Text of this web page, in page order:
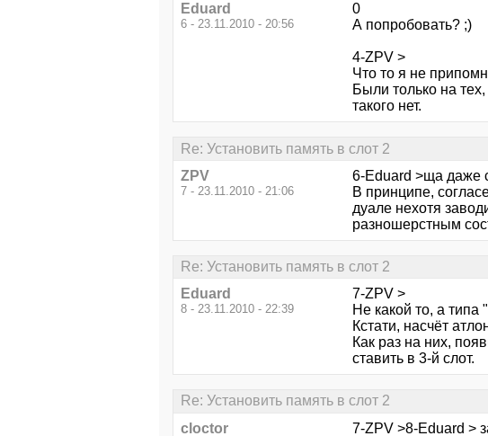
Eduard
6 - 23.11.2010 - 20:56
0
А попробовать? ;)
4-ZPV >
Что то я не
Были только на
такого нет.
Re: Установить память в слот 2
ZPV
7 - 23.11.2010 - 21:06
6-Eduard >ща даже
В принципе,
дуале нехотя
разношерстным
Re: Установить память в слот 2
Eduard
8 - 23.11.2010 - 22:39
7-ZPV >
Не какой то, а
Кстати, насчёт
Как раз на них,
ставить в 3-й слот.
Re: Установить память в слот 2
cloctor
7-ZPV >8-Eduard >